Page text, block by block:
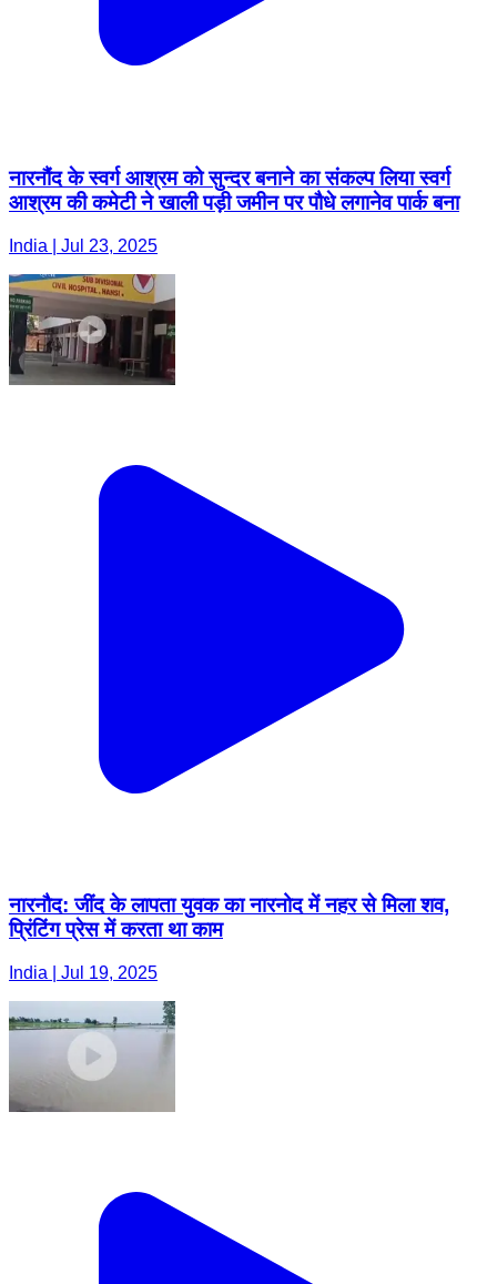
नारनौंद के स्वर्ग आश्रम को सुन्दर बनाने का संकल्प लिया स्वर्ग
आश्रम की कमेटी ने खाली पड़ी जमीन पर पौधे लगानेव पार्क बना
India | Jul 23, 2025
नारनौद: जींद के लापता युवक का नारनोद में नहर से मिला शव,
प्रिंटिंग प्रेस में करता था काम
India | Jul 19, 2025